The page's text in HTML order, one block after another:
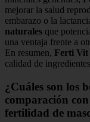
mejorar la salud
embarazo o la
naturales que
una ventaja frente a
En resumen, Ferti Vit
calidad de
¿Cuáles son los
comparación
fertilidad de